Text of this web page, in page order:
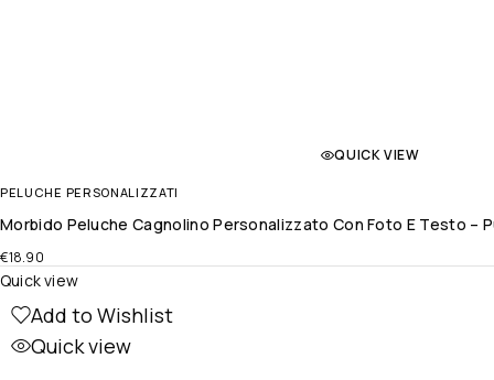
QUICK VIEW
PELUCHE PERSONALIZZATI
Morbido Peluche Cagnolino Personalizzato Con Foto E Testo –
€18.90
Add to Wishlist
Quick view
Quick view